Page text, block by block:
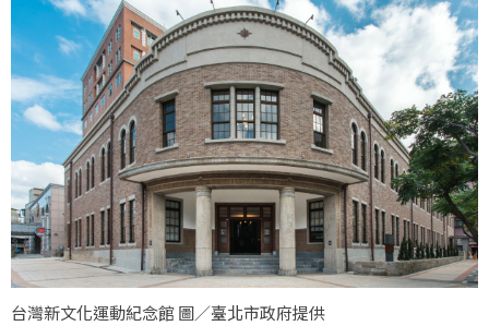
台灣新文化運動紀念館 圖／臺北市政府提供